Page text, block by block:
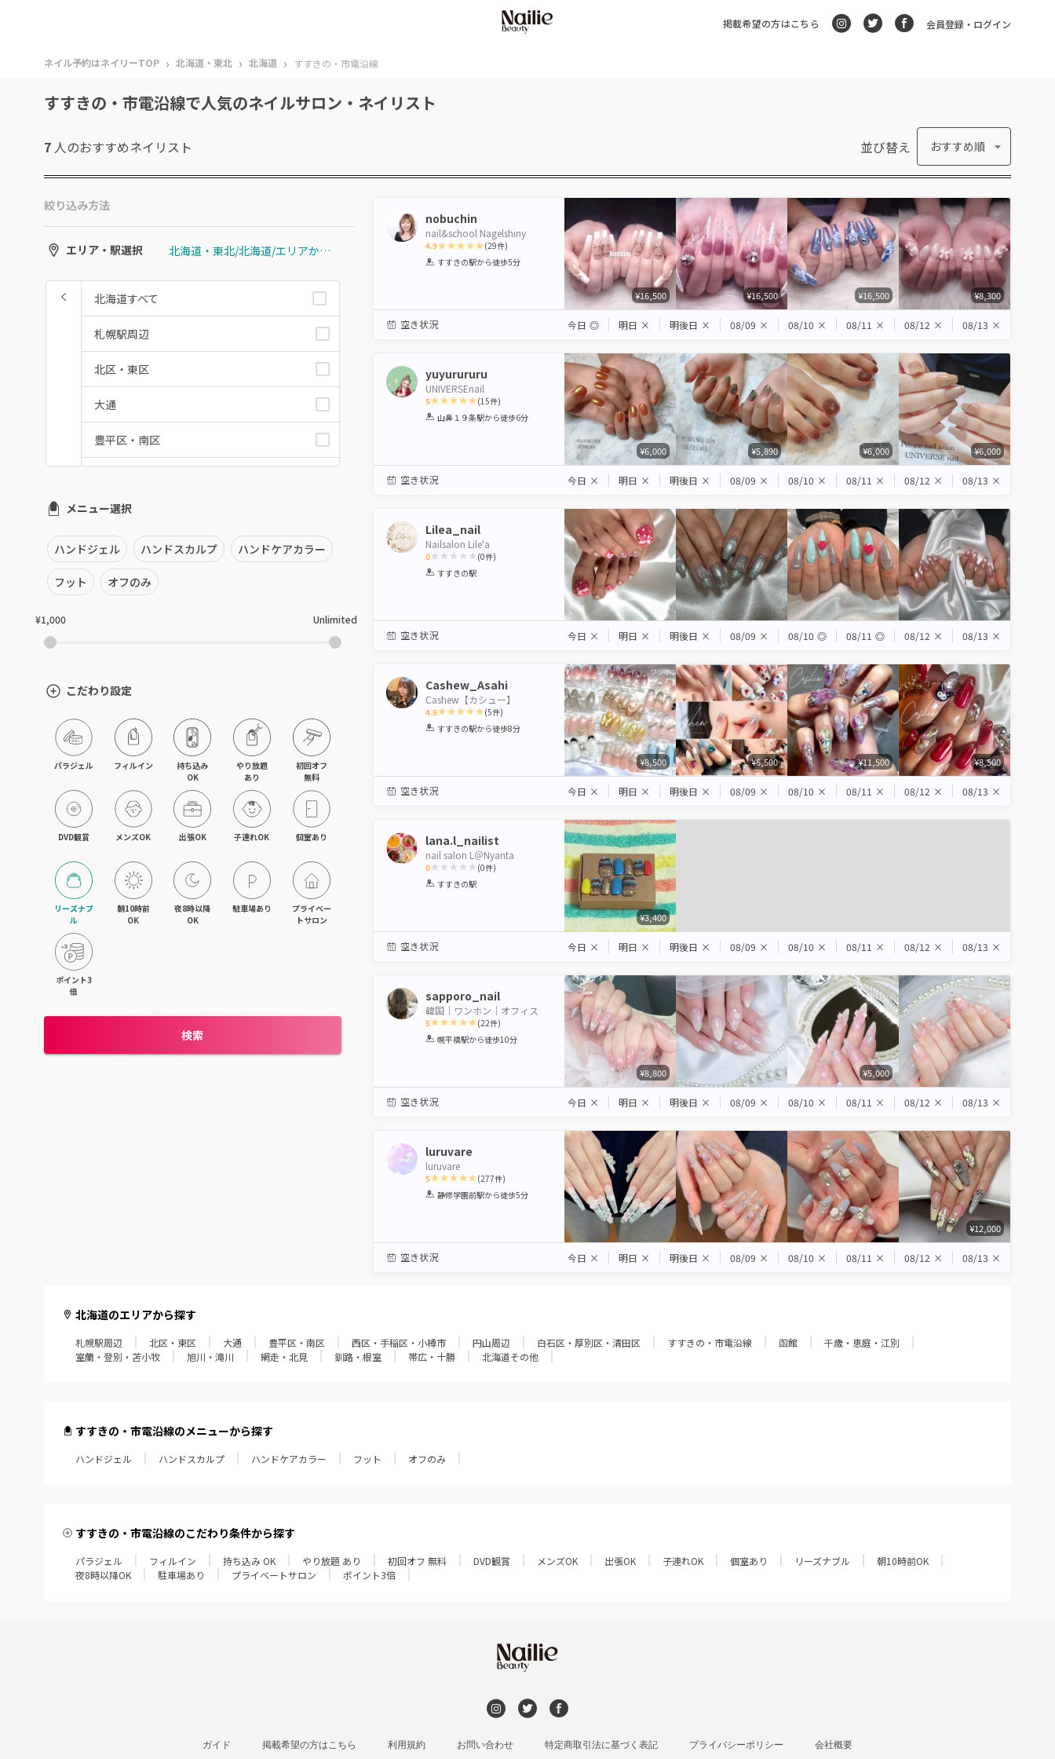
掲載希望の方はこちら 会員登録・ログイン
ネイル予約はネイリーTOP › 北海道・東北 › 北海道 › すすきの・市電沿線
すすきの・市電沿線で人気のネイルサロン・ネイリスト
7 人のおすすめネイリスト 並び替え おすすめ順
絞り込み方法
エリア・駅選択 北海道・東北/北海道/エリアから選ぶ/すすきの・市電沿線
北海道すべて
札幌駅周辺
北区・東区
大通
豊平区・南区
円山周辺
白石区・厚別区・清田区
すすきの・市電沿線
室蘭・登別・苫小牧
旭川・滝川
網走・北見
釧路・根室
帯広・十勝
北海道その他
メニュー選択
ハンドジェル ハンドスカルプ ハンドケアカラー
フット オフのみ
¥1,000 Unlimited
こだわり設定
パラジェル フィルイン
持ち込み
OK
やり放題
あり
初回オフ
無料
DVD観賞 メンズOK 出張OK 子連れOK 個室あり
リーズナブ
ル
朝10時前
OK
夜8時以降
OK
駐車場あり
プライベー
トサロン
ポイント3
倍
検索
nobuchin
nail&school Nagelshiny
4.9
1 2 3 4 5
(29件)
すすきの駅から徒歩5分
¥16,500 ¥16,500 ¥16,500 ¥8,300
空き状況 今日 ◎ 明日 × 明後日 × 08/09 × 08/10 × 08/11 × 08/12 × 08/13 ×
yuyurururu
UNIVERSEnail
5
1 2 3 4 5
(15件)
山鼻１９条駅から徒歩6分
¥6,000 ¥5,890 ¥6,000 ¥6,000
空き状況 今日 × 明日 × 明後日 × 08/09 × 08/10 × 08/11 × 08/12 × 08/13 ×
Lilea_nail
Nailsalon Lile'a
0
1 2 3 4 5
(0件)
すすきの駅
空き状況 今日 × 明日 × 明後日 × 08/09 × 08/10 ◎ 08/11 ◎ 08/12 × 08/13 ×
Cashew_Asahi
Cashew【カシュー】
4.9
1 2 3 4 5
(5件)
すすきの駅から徒歩8分
¥8,500 ¥6,500 ¥11,500 ¥8,500
空き状況 今日 × 明日 × 明後日 × 08/09 × 08/10 × 08/11 × 08/12 × 08/13 ×
lana.l_nailist
nail salon L＠Nyanta
0
1 2 3 4 5
(0件)
すすきの駅
¥3,400
空き状況 今日 × 明日 × 明後日 × 08/09 × 08/10 × 08/11 × 08/12 × 08/13 ×
sapporo_nail
韓国｜ワンホン｜オフィス
5
1 2 3 4 5
(22件)
幌平橋駅から徒歩10分
¥8,800 ¥5,000
空き状況 今日 × 明日 × 明後日 × 08/09 × 08/10 × 08/11 × 08/12 × 08/13 ×
luruvare
luruvare
5
1 2 3 4 5
(277件)
静修学園前駅から徒歩5分
¥12,000
空き状況 今日 × 明日 × 明後日 × 08/09 × 08/10 × 08/11 × 08/12 × 08/13 ×
北海道のエリアから探す
札幌駅周辺 北区・東区 大通 豊平区・南区 西区・手稲区・小樽市 円山周辺 白石区・厚別区・清田区 すすきの・市電沿線 函館
千歳・恵庭・江別
室蘭・登別・苫小牧
旭川・滝川 網走・北見 釧路・根室 帯広・十勝 北海道その他
すすきの・市電沿線のメニューから探す
ハンドジェル ハンドスカルプ ハンドケアカラー フット オフのみ
すすきの・市電沿線のこだわり条件から探す
パラジェル フィルイン 持ち込み OK やり放題 あり 初回オフ 無料 DVD観賞 メンズOK 出張OK 子連れOK 個室あり リーズナブル
朝10時前OK
夜8時以降OK
駐車場あり プライベートサロン ポイント3倍
ガイド 掲載希望の方はこちら 利用規約 お問い合わせ 特定商取引法に基づく表記 プライバシーポリシー 会社概要